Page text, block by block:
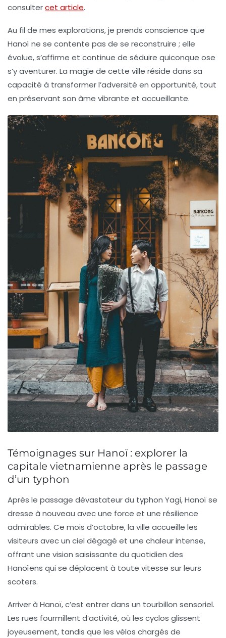
consultercet article.
Au fil de mes explorations, je prends conscience que
Hanoï ne se contente pas de se reconstruire ; elle
évolue, s’affirme et continue de séduire quiconque ose
s’y aventurer. La magie de cette ville réside dans sa
capacité à transformer l’adversité en opportunité, tout
en préservant son âme vibrante et accueillante.
Témoignages sur Hanoï : explorer la
capitale vietnamienne après le passage
d’un typhon
Après le passage dévastateur du typhon Yagi, Hanoï se
dresse à nouveau avec une force et une résilience
admirables. Ce mois d’octobre, la ville accueille les
visiteurs avec un ciel dégagé et une chaleur intense,
offrant une vision saisissante du quotidien des
Hanoïens qui se déplacent à toute vitesse sur leurs
scoters.
Arriver à Hanoï, c’est entrer dans un tourbillon sensoriel.
Les rues fourmillent d’activité, où les cyclos glissent
joyeusement, tandis que les vélos chargés de